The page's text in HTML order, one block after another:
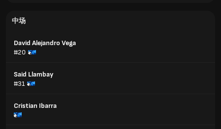
中场
David Alejandro Vega
#20
Said Llambay
#31
Cristian Ibarra